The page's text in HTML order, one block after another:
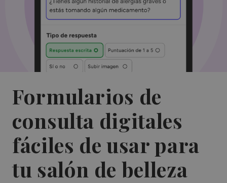
Formularios de
consulta digitales
fáciles de usar para
tu salón de belleza